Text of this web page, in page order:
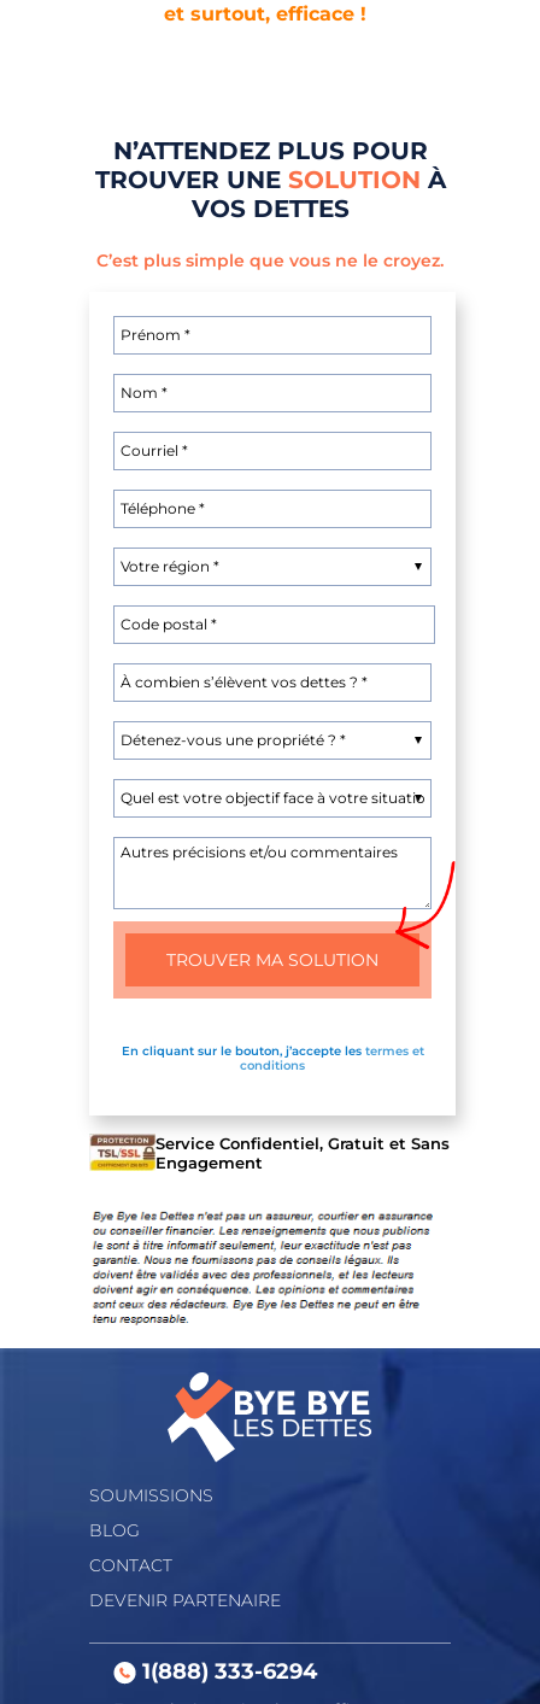
et surtout, efficace !
N’ATTENDEZ PLUS POUR
TROUVER UNE SOLUTION À
VOS DETTES
C’est plus simple que vous ne le croyez.
En cliquant sur le bouton, j’accepte les termes et
conditions
Service Confidentiel, Gratuit et Sans
Engagement
SOUMISSIONS
BLOG
CONTACT
DEVENIR PARTENAIRE
1(888) 333-6294